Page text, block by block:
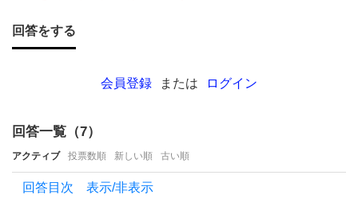
い出
皆さ
ん
の
回答をする
会員登録 または ログイン
回答一覧（7）
アクティブ 投票数順 新しい順 古い順
回答目次 表示/非表示